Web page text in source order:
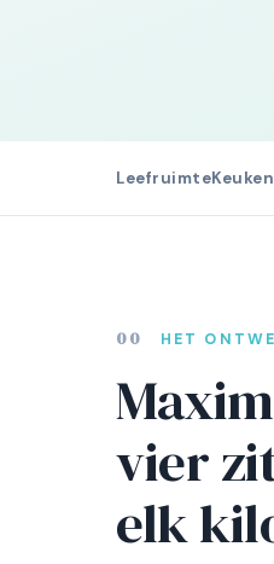
LeefruimteKeuken
00 HET
vier
elk